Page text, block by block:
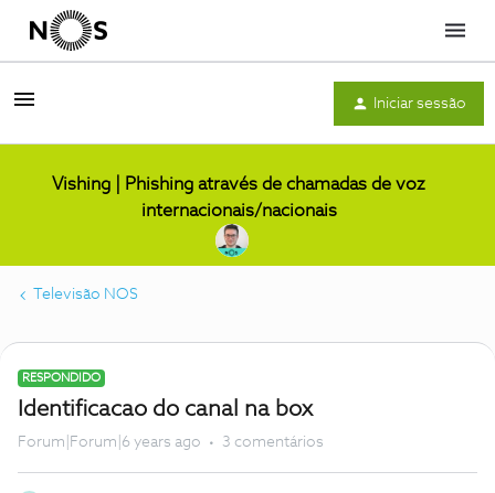
Menu
Iniciar sessão
Vishing | Phishing através de chamadas de voz
internacionais/nacionais
Televisão NOS
RESPONDIDO
Identificacao do canal na box
Forum|Forum|6 years ago 3 comentários